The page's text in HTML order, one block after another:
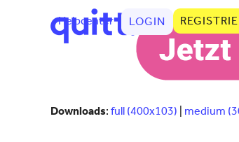
Helpcenter LOGIN
Downloads: full (400x103) medium